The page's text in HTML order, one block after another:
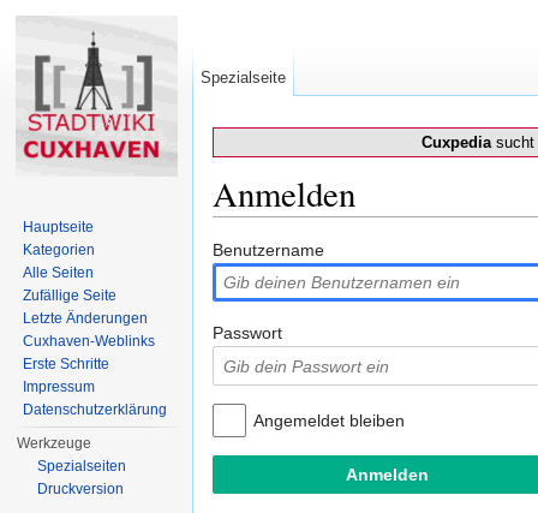
Cuxpediasucht
Anmelden
Benutzername
Passwort
Angemeldet bleiben
Spezialseite
Hauptseite
Kategorien
Alle Seiten
Zufällige Seite
Letzte Änderungen
Cuxhaven-Weblinks
Erste Schritte
Impressum
Datenschutzerklärung
Werkzeuge
Spezialseiten
Druckversion